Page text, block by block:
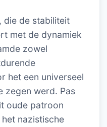
die de stabiliteit
met de dynamiek
zowel
het een universeel
zegen werd. Pas
oude patroon
nazistische